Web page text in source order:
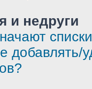
и недруги
добавлять/